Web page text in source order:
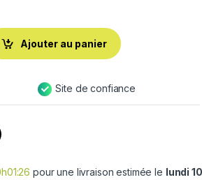
Ajouter au panier
Site de confiance
pour une livraison estimée le lundi